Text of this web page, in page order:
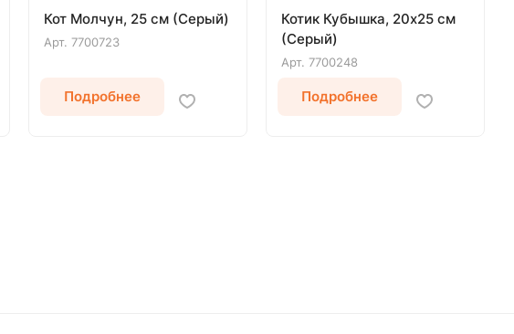
Кот Молчун, 25 см (Серый)
Арт. 7700723
Подробнее
Котик Кубышка, 20х25 см
(Серый)
Арт. 7700248
Подробнее